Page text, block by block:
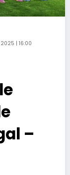
| 16:00
–